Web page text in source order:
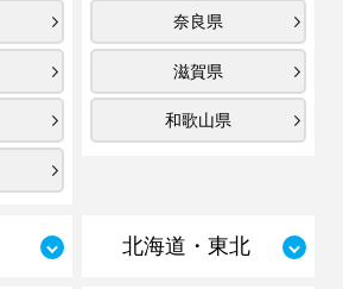
奈良県
滋賀県
和歌山県
北海道・東北